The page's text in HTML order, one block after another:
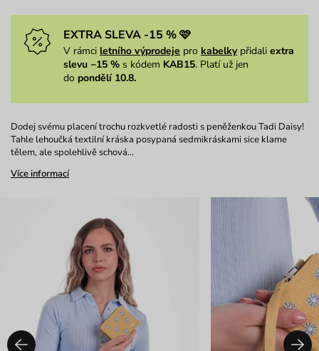
EXTRA SLEVA -15 % 🩷
V rámci letního výprodeje pro kabelkypřidali extra
slevu −15 % s kódem KAB15. Platí už jen
do pondělí 10.8.
Dodej svému placení trochu rozkvetlé radosti s peněženkou Tadi Daisy!
Tahle lehoučká textilní kráska posypaná sedmikráskami sice klame
tělem, ale spolehlivě schová…
Více informací